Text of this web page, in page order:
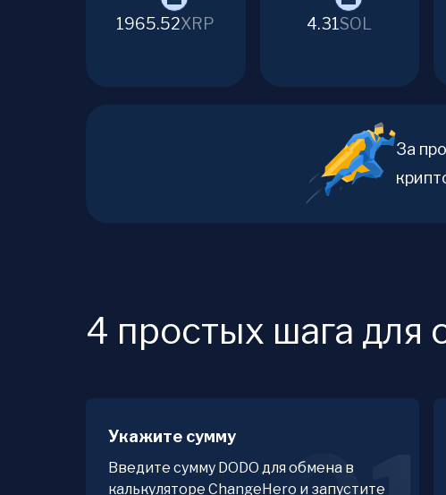
1965.52XRP 4.31SOL
За
4 простых шага для
Укажите сумму
Введите сумму DODO для обмена в
калькуляторе ChangeHero и запустите